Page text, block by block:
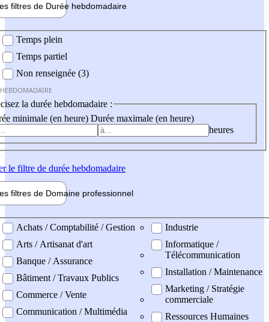
filtres de Durée hebdomadaire
Temps plein
Temps partiel
Non renseignée (3)
la durée hebdomadaire :
minimale (en heure) Durée maximale (en heure)
heures
le filtre de durée hebdomadaire
filtres de Domaine professionnel
professionel
Achats / Comptabilité / Gestion
Arts / Artisanat d'art
Banque / Assurance
Bâtiment / Travaux Publics
Commerce / Vente
Communication / Multimédia
Industrie
Informatique /
Télécommunication
Installation / Maintenance
Marketing / Stratégie
commerciale
Ressources Humaines